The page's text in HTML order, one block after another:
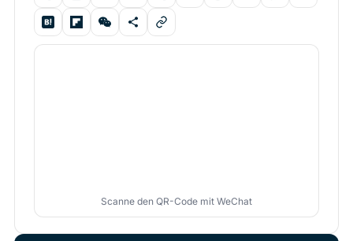
Scanne den QR-Code mit WeChat